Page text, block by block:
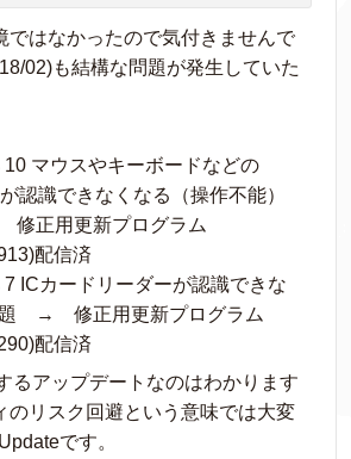
ではなかったので気付きませんで
02)も結構な問題が発生していた
マウスやキーボードなどの
認識できなくなる（操作不能）
正用更新プログラム
配信済
ICカードリーダーが認識できな
題 → 修正用更新プログラム
配信済
るアップデートなのはわかります
のリスク回避という意味では大変
です。